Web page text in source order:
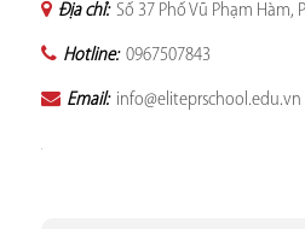
Địa chỉ: Số 37 Phố Vũ Phạm Hàm,
Hotline: 0967507843
Email: info@eliteprschool.edu.vn